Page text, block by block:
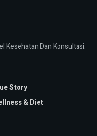
Kesehatan Dan Konsultasi.
Story
& Diet